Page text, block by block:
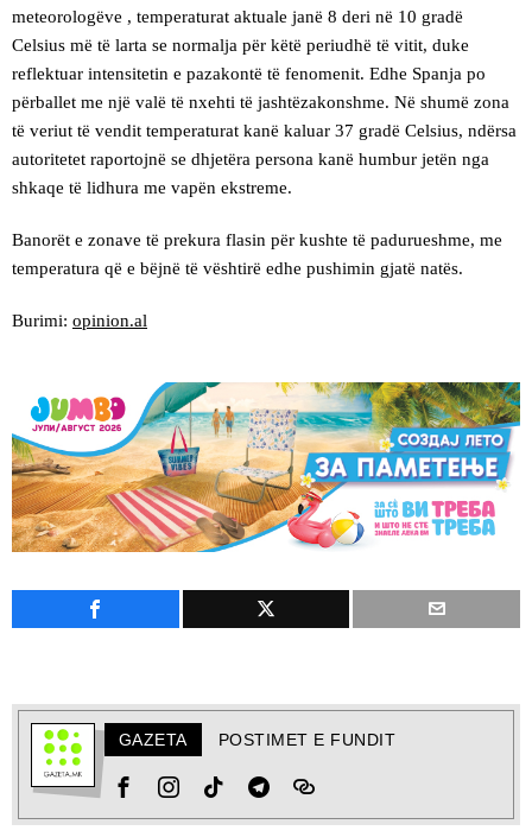
meteorologëve , temperaturat aktuale janë 8 deri në 10 gradë
Celsius më të larta se normalja për këtë periudhë të vitit, duke
reflektuar intensitetin e pazakontë të fenomenit. Edhe Spanja po
përballet me një valë të nxehti të jashtëzakonshme. Në shumë zona
të veriut të vendit temperaturat kanë kaluar 37 gradë Celsius, ndërsa
autoritetet raportojnë se dhjetëra persona kanë humbur jetën nga
shkaqe të lidhura me vapën ekstreme.
Banorët e zonave të prekura flasin për kushte të padurueshme, me
temperatura që e bëjnë të vështirë edhe pushimin gjatë natës.
Burimi: opinion.al
GAZETA POSTIMET E FUNDIT